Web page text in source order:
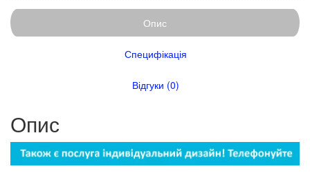
Опис
Специфікація
Відгуки (0)
Опис